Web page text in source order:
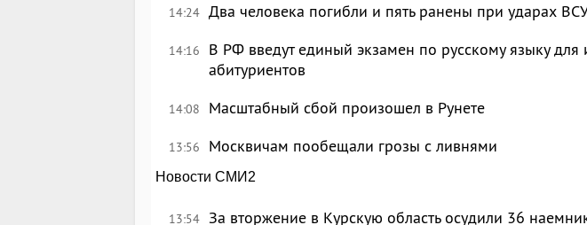
14:24 Два человека погибли и пять ранены при ударах
14:16
В РФ введут единый экзамен по русскому языку для
абитуриентов
14:08 Масштабный сбой произошел в Рунете
13:56 Москвичам пообещали грозы с ливнями
Новости СМИ2
13:54 За вторжение в Курскую область осудили 36